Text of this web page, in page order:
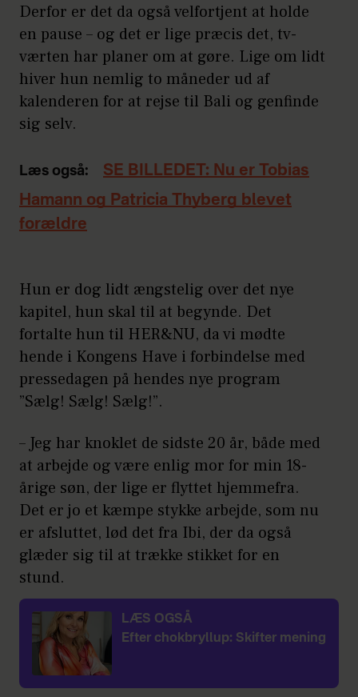
Derfor er det da også velfortjent at holde
en pause – og det er lige præcis det, tv-
værten har planer om at gøre. Lige om lidt
hiver hun nemlig to måneder ud af
kalenderen for at rejse til Bali og genfinde
sig selv.
Læs også:
SE BILLEDET: Nu er Tobias
Hamann og Patricia Thyberg blevet
forældre
Hun er dog lidt ængstelig over det nye
kapitel, hun skal til at begynde. Det
fortalte hun til HER&NU, da vi mødte
hende i Kongens Have i forbindelse med
pressedagen på hendes nye program
”Sælg! Sælg! Sælg!”.
– Jeg har knoklet de sidste 20 år, både med
at arbejde og være enlig mor for min 18-
årige søn, der lige er flyttet hjemmefra.
Det er jo et kæmpe stykke arbejde, som nu
er afsluttet, lød det fra Ibi, der da også
glæder sig til at trække stikket for en
stund.
LÆS OGSÅ
Efter chokbryllup: Skifter mening